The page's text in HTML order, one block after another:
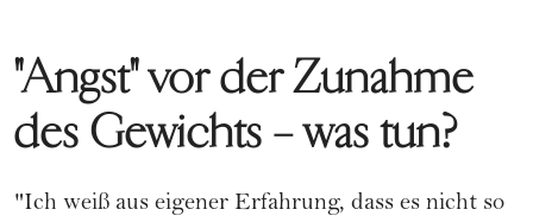
"Angst" vor der Zunahme
des Gewichts – was tun?
"Ich weiß aus eigener Erfahrung, dass es nicht so